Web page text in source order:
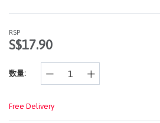
value.
3
Reviews.
同
的
页
接。
RSP
S$17.90
数量:
Free Delivery